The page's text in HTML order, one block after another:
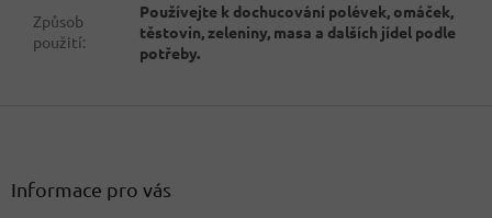
Způsob
použití:
Používejte k dochucování polévek, omáček,
těstovin, zeleniny, masa a dalších jídel podle
potřeby.
Informace pro vás